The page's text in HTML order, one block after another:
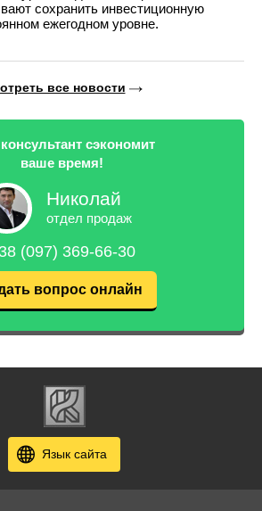
сохранить инвестиционную
ежегодном уровне.
все новости
сэкономит
ваше время!
Николай
отдел продаж
(097) 369-66-30
вопрос онлайн
Язык сайта